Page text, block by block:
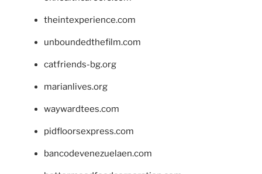
theintexperience.com
unboundedthefilm.com
catfriends-bg.org
marianlives.org
waywardtees.com
pidfloorsexpress.com
bancodevenezuelaen.com